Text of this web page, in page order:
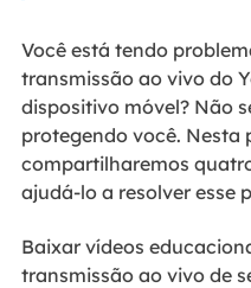
Você está tendo
transmissão ao vivo do
dispositivo móvel? Não
protegendo você. Nesta
compartilharemos
ajudá-lo a resolver esse
Baixar vídeos
transmissão ao vivo de